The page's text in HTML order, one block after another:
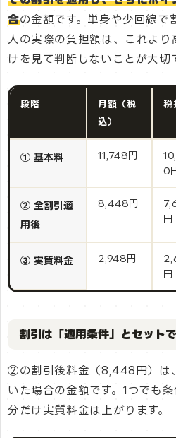
合の金額です。単身や少回線で
人の実際の負担額は、これより
けを見て判断しないことが大切
段階
月額（税
込）
税
① 基本料 11,748円
0
② 全割引適
用後
8,448円
円
③ 実質料金 2,948円
円
割引は「適用条件」とセット
②の割引後料金（8,448円）は
いた場合の金額です。1つでも
分だけ実質料金は上がります。